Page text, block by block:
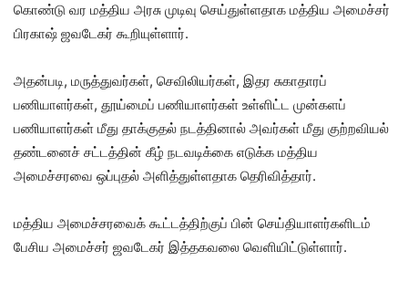
கொண்டு வர மத்திய அரசு முடிவு செய்துள்ளதாக மத்திய அமைச்சர்
பிரகாஷ் ஜவடேகர் கூறியுள்ளார்.
அதன்படி, மருத்துவர்கள், செவிலியர்கள், இதர சுகாதாரப்
பணியாளர்கள், தூய்மைப் பணியாளர்கள் உள்ளிட்ட முன்களப்
பணியாளர்கள் மீது தாக்குதல் நடத்தினால் அவர்கள் மீது குற்றவியல்
தண்டனைச் சட்டத்தின் கீழ் நடவடிக்கை எடுக்க மத்திய
அமைச்சரவை ஒப்புதல் அளித்துள்ளதாக தெரிவித்தார்.
மத்திய அமைச்சரவைக் கூட்டத்திற்குப் பின் செய்தியாளர்களிடம்
பேசிய அமைச்சர் ஜவடேகர் இத்தகவலை வெளியிட்டுள்ளார்.